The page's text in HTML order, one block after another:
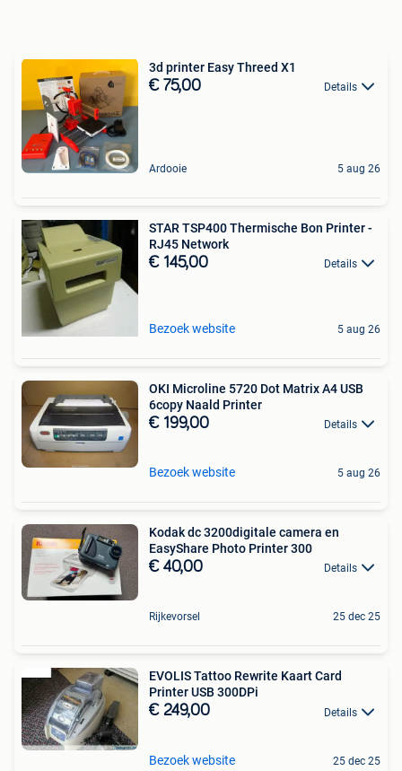
3d printer Easy Threed X1
€ 75,00 Details
Ardooie 5 aug 26
STAR TSP400 Thermische Bon Printer -
RJ45 Network
€ 145,00 Details
Bezoek website 5 aug 26
OKI Microline 5720 Dot Matrix A4 USB
6copy Naald Printer
€ 199,00 Details
Bezoek website 5 aug 26
Kodak dc 3200digitale camera en
EasyShare Photo Printer 300
€ 40,00 Details
Rijkevorsel 25 dec 25
EVOLIS Tattoo Rewrite Kaart Card
Printer USB 300DPi
€ 249,00 Details
Bezoek website 25 dec 25